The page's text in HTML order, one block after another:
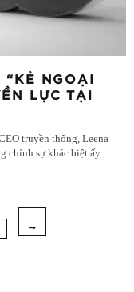
NGOẠI
LỰC TẠI
truyền thống, Leena
chính sự khác biệt ấy